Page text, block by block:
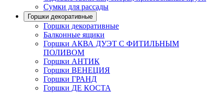
Сумки для рассады
Горшки декоративные
Горшки декоративные
Балконные ящики
Горшки АКВА ДУЭТ С ФИТИЛЬНЫМ
ПОЛИВОМ
Горшки АНТИК
Горшки ВЕНЕЦИЯ
Горшки ГРАНД
Горшки ДЕ КОСТА